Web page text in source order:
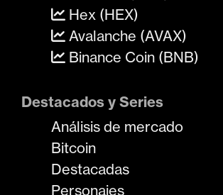
Hex (HEX)
Avalanche (AVAX)
Binance Coin (BNB)
Destacados y Series
Análisis de mercado
Bitcoin
Destacadas
Personajes